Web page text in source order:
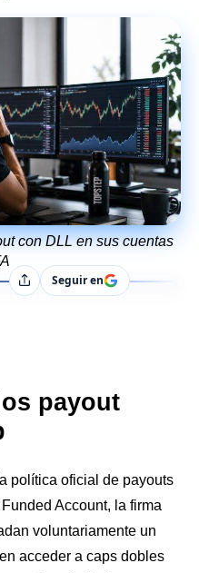
con DLL en sus cuentas
CompartirSeguir en
payout
política oficial de payouts
Account, la firma
voluntariamente un
acceder a caps dobles